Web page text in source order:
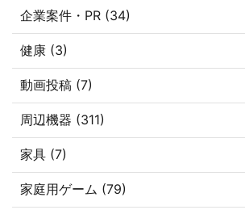
企業案件・PR (34)
健康 (3)
動画投稿 (7)
周辺機器 (311)
家具 (7)
家庭用ゲーム (79)